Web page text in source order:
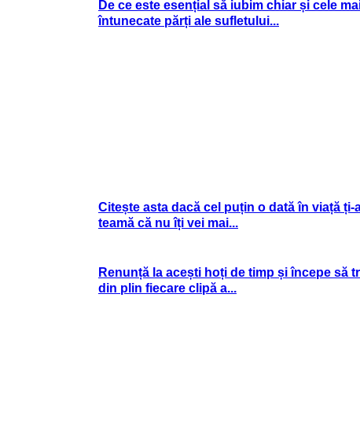
De ce este esențial să iubim chiar și cele
întunecate părți ale sufletului...
Citește asta dacă cel puțin o dată în viață ți-
teamă că nu îți vei mai...
Renunță la acești hoți de timp și începe să
din plin fiecare clipă a...